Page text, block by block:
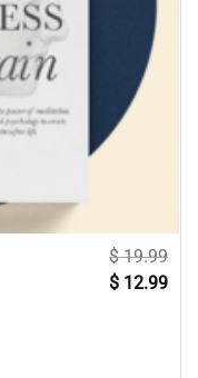
$19.99
Preis
$ 12.99